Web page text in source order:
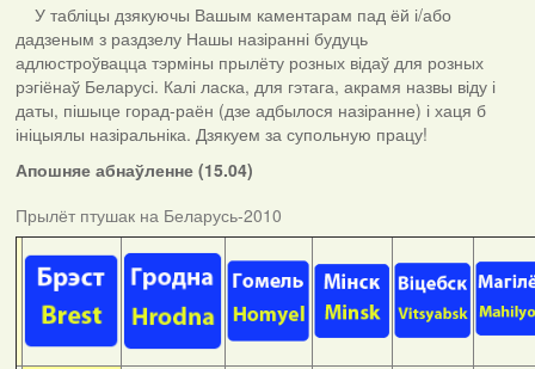
У табліцы дзякуючы Вашым каментарам пад ёй і/або
дадзеным з раздзелу Нашы назіранні будуць
адлюстроўвацца тэрміны прылёту розных відаў для розных
рэгіёнаў Беларусі. Калі ласка, для гэтага, акрамя назвы віду і
даты, пішыце горад-раён (дзе адбылося назіранне) і хаця б
ініцыялы назіральніка. Дзякуем за супольную працу!
Апошняе абнаўленне (15.04)
Прылёт птушак на Беларусь-2010